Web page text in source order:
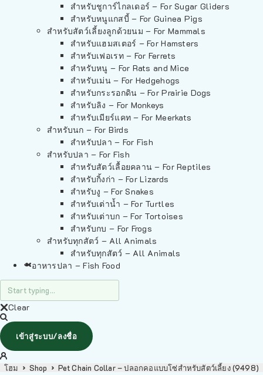
สำหรับชูการ์ไกลเดอร์ – For Sugar Gliders
สำหรับหนูแกสบี้ – For Guinea Pigs
สำหรับสัตว์เลี้ยงลูกด้วยนม – For Mammals
สำหรับแฮมสเตอร์ – For Hamsters
สำหรับเฟอเรท – For Ferrets
สำหรับหนู – For Rats and Mice
สำหรับเม่น – For Hedgehogs
สำหรับกระรอกดิน – For Prairie Dogs
สำหรับลิง – For Monkeys
สำหรับเมียร์แคท – For Meerkats
สำหรับนก – For Birds
สำหรับปลา – For Fish
สำหรับปลา – For Fish
สำหรับสัตว์เลื้อยคลาน – For Reptiles
สำหรับกิ้งก่า – For Lizards
สำหรับงู – For Snakes
สำหรับเต่าน้ำ – For Turtles
สำหรับเต่าบก – For Tortoises
สำหรับกบ – For Frogs
สำหรับทุกสัตว์ – All Animals
สำหรับทุกสัตว์ – All Animals
อาหารปลา – Fish Food
Clear
เข้าสู่ระบบ/ลงชื่อ
โฮม Shop Pet Chain Collar – ปลอกคอแบบโซ่สำหรับสัตว์เลี้ยง (9498)